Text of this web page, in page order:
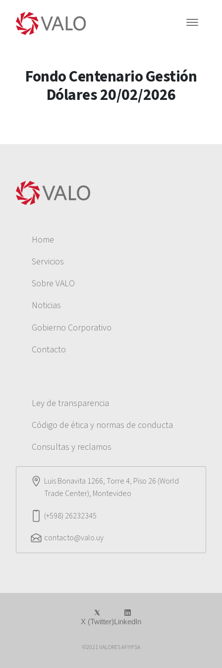
Fondo Centenario Gestión
Dólares 20/02/2026
Home
Servicios
Sobre VALO
Noticias
Gobierno Corporativo
Contacto
Ley de transparencia
Código de ética y normas de conducta
Consultas y reclamos
Luis Bonavita 1266, Torre 4, Piso 26 (World
Trade Center), Montevideo
(+598) 26232345
contacto@valo.uy
©2021 VALORES AFIYFSA
X (Twitter)LinkedIn